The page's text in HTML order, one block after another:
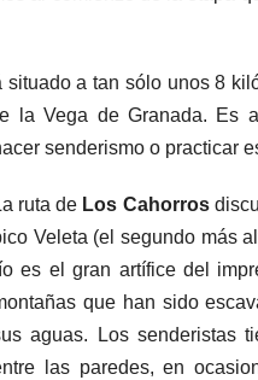
a tan sólo unos 8
la Vega de Granada. Es
senderismo o practicar
ruta de Los Cahorros
Veleta (el segundo más
es el gran artífice del
que han sido
aguas. Los senderistas
las paredes, en